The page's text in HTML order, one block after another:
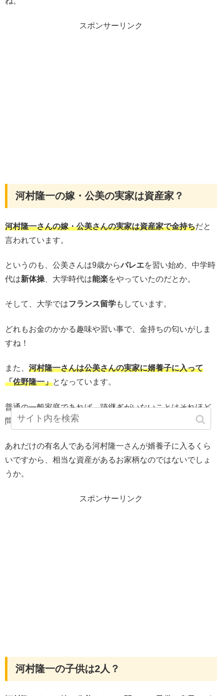
スポンサーリンク
河村隆一の嫁・公美の実家は資産家？
河村隆一さんの嫁・公美さんの実家は資産家で金持ちだと
言われています。
というのも、公美さんは9歳からバレエを習い始め、中学時
代は新体操 、大学時代は能楽をやっていたのだとか。
そして、大学ではフランス留学もしています。
どれもお金のかかる趣味や習い事で、金持ちの匂いがしま
すね！
また、 河村隆一さんは公美さんの実家に婿養子に入って
「佐野隆一」となっています。
普通の一般家庭であれば、跡継ぎがいないことはそれほど
問題ではないですが…
あれだけの有名人である河村隆一さんが婿養子に入るくら
いですから、相当な資産があるお家柄なのではないでしょ
うか。
スポンサーリンク
河村隆一の子供は2人？